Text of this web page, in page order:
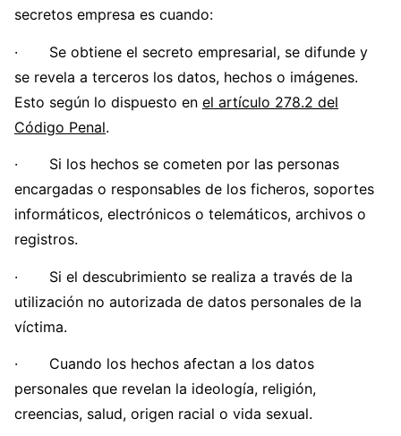
secretos empresa es cuando:
· Se obtiene el secreto empresarial, se difunde y
se revela a terceros los datos, hechos o imágenes.
Esto según lo dispuesto en el artículo 278.2 del
Código Penal.
· Si los hechos se cometen por las personas
encargadas o responsables de los ficheros, soportes
informáticos, electrónicos o telemáticos, archivos o
registros.
· Si el descubrimiento se realiza a través de la
utilización no autorizada de datos personales de la
víctima.
· Cuando los hechos afectan a los datos
personales que revelan la ideología, religión,
creencias, salud, origen racial o vida sexual.